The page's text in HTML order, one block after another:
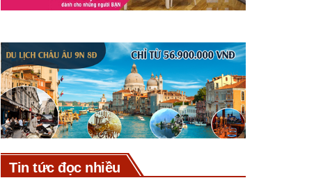
Tin tức đọc nhiều